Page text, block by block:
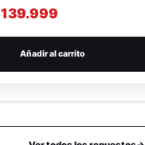
139.999
Añadir al carrito